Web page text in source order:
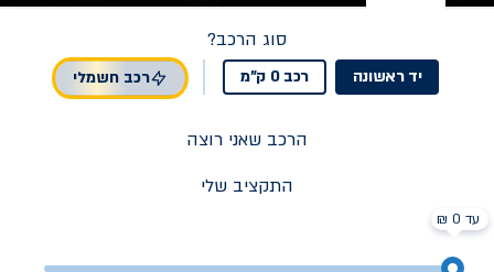
סוג הרכב?
יד ראשונה רכב 0 ק"מ רכב חשמלי
הרכב שאני רוצה
התקציב שלי
עד 0 ₪